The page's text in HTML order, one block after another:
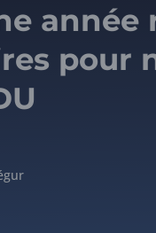
année
pour